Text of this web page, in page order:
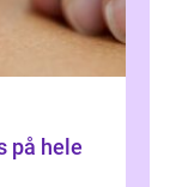
på hele